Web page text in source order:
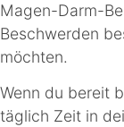
Magen-Darm-
Beschwerden
möchten.
Wenn du bereit
täglich Zeit in